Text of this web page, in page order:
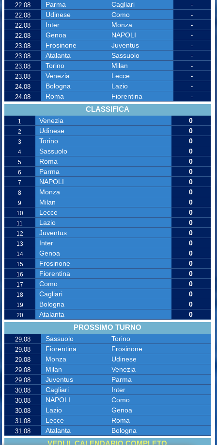
22.08 Parma Cagliari
-
22.08
Udinese Como
-
22.08
Inter Monza
-
22.08
Genoa NAPOLI
-
23.08
Frosinone Juventus
-
23.08
Atalanta Sassuolo
-
23.08
Torino Milan
-
23.08
Venezia Lecce
-
24.08
Bologna Lazio
-
24.08
Roma Fiorentina -
CLASSIFICA
1 Venezia 0
2 Udinese 0
3 Torino 0
4 Sassuolo 0
5 Roma 0
6 Parma 0
7 NAPOLI 0
8 Monza 0
9 Milan 0
10 Lecce 0
11 Lazio 0
12 Juventus 0
13 Inter 0
14 Genoa 0
15 Frosinone 0
16 Fiorentina 0
17 Como 0
18 Cagliari 0
19 Bologna 0
20 Atalanta 0
PROSSIMO TURNO
29.08 Sassuolo Torino
29.08 Fiorentina Frosinone
29.08 Monza Udinese
29.08 Milan Venezia
29.08 Juventus Parma
30.08 Cagliari Inter
30.08 NAPOLI Como
30.08 Lazio Genoa
31.08 Lecce Roma
31.08 Atalanta Bologna
VEDI IL CALENDARIO COMPLETO